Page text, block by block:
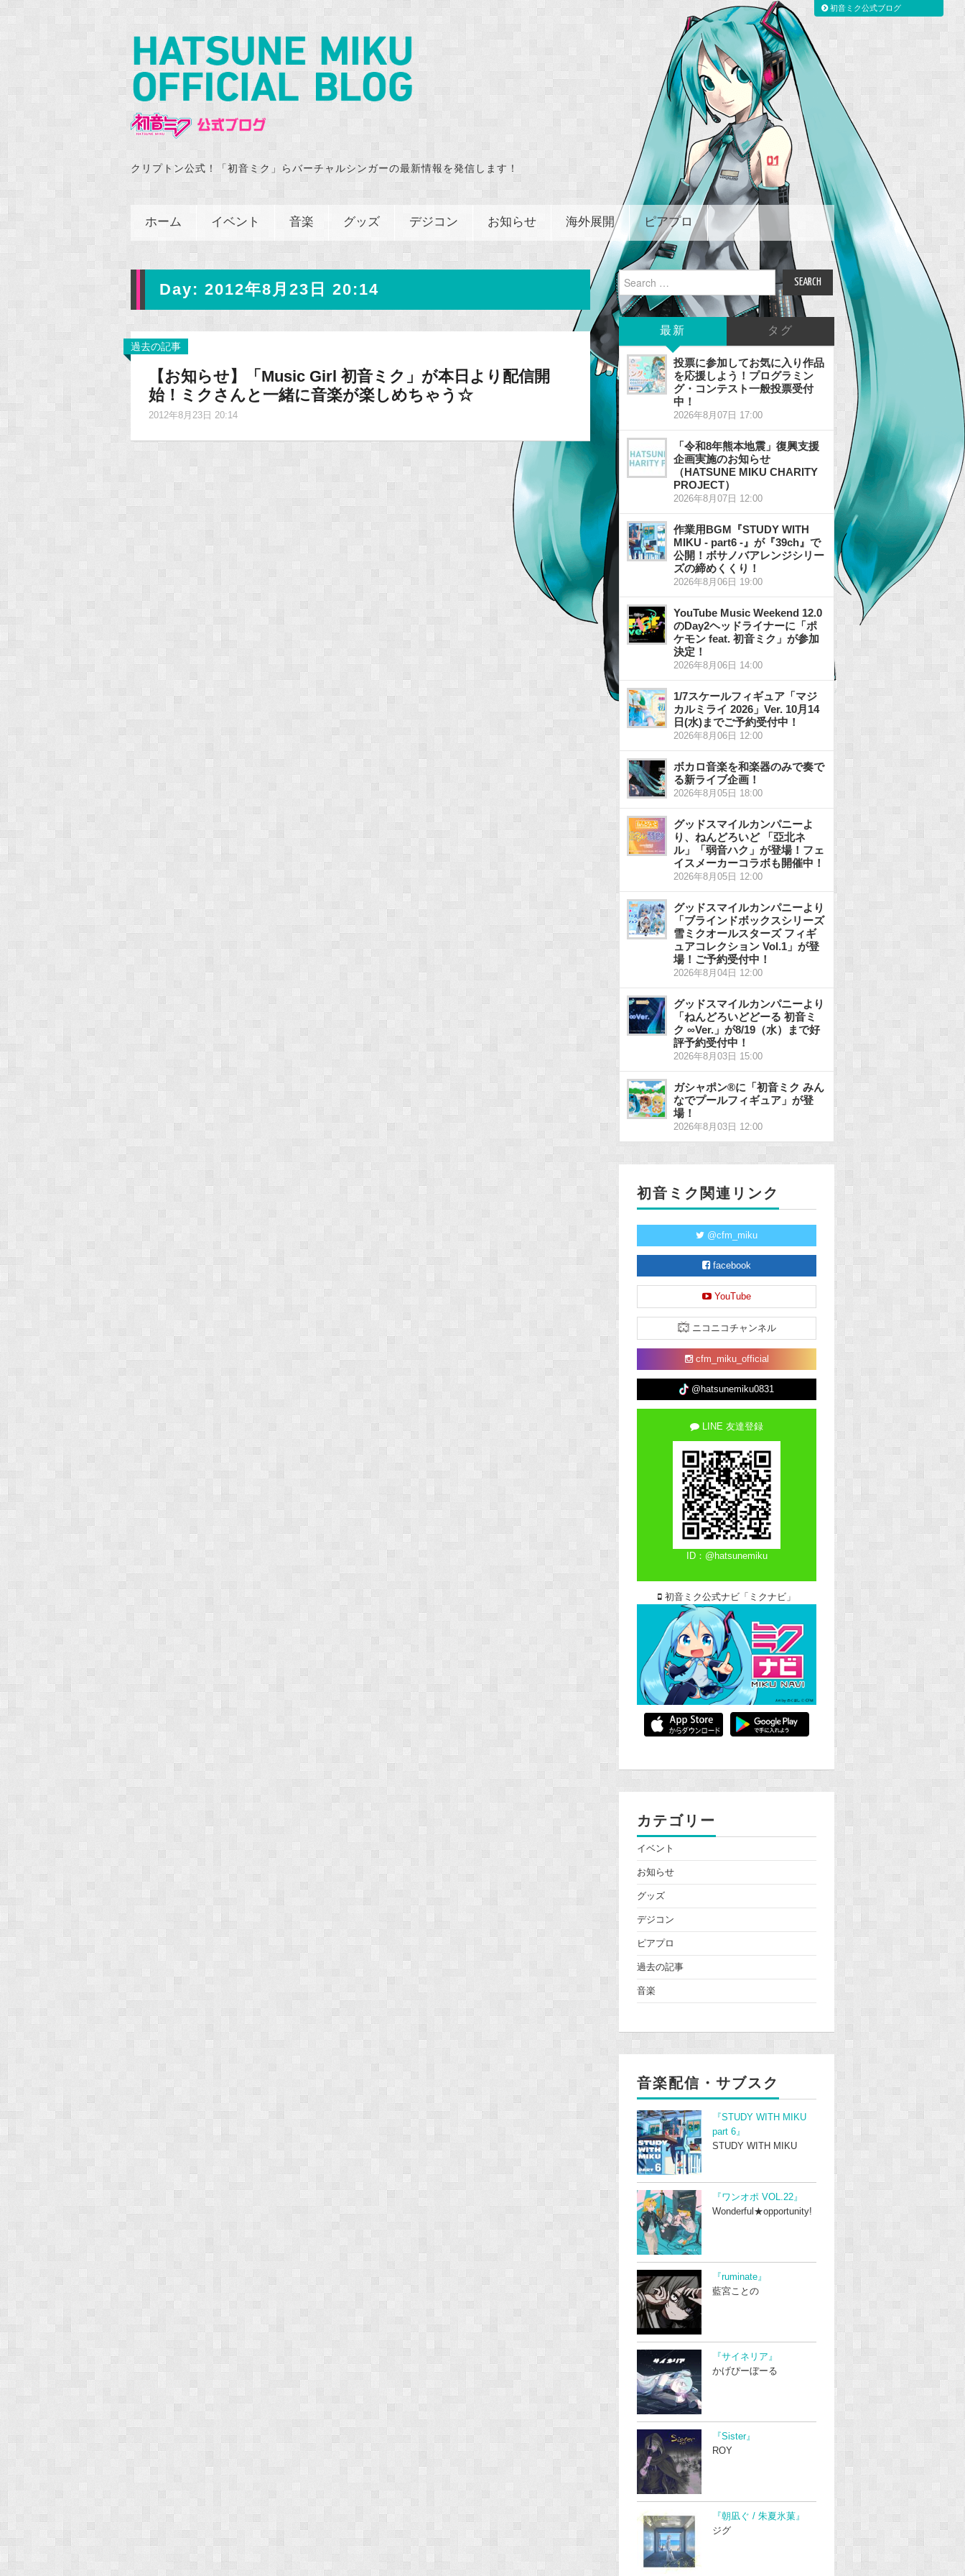
クリプトン公式！「初音ミク」らバーチャルシンガーの最新情報を発信します！
ホーム イベント 音楽 グッズ デジコン お知らせ 海外展開 ピアプロ
Day: 2012年8月23日 20:14
過去の記事
【お知らせ】「Music Girl 初音ミク」が本日より配信開
始！ミクさんと一緒に音楽が楽しめちゃう☆
2012年8月23日 20:14
Search
for:
最新 タグ
投票に参加してお気に入り作品
を応援しよう！プログラミン
グ・コンテスト一般投票受付
中！
2026年8月07日 17:00
「令和8年熊本地震」復興支援
企画実施のお知らせ
（HATSUNE MIKU CHARITY
PROJECT）
2026年8月07日 12:00
作業用BGM『STUDY WITH
MIKU - part6 -』が『39ch』で
公開！ボサノバアレンジシリー
ズの締めくくり！
2026年8月06日 19:00
YouTube Music Weekend 12.0
のDay2ヘッドライナーに「ポ
ケモン feat. 初音ミク」が参加
決定！
2026年8月06日 14:00
1/7スケールフィギュア「マジ
カルミライ 2026」Ver. 10月14
日(水)までご予約受付中！
2026年8月06日 12:00
ボカロ音楽を和楽器のみで奏で
る新ライブ企画！
2026年8月05日 18:00
グッドスマイルカンパニーよ
り、ねんどろいど 「亞北ネ
ル」「弱音ハク」が登場！フェ
イスメーカーコラボも開催中！
2026年8月05日 12:00
グッドスマイルカンパニーより
「ブラインドボックスシリーズ
雪ミクオールスターズ フィギ
ュアコレクション Vol.1」が登
場！ご予約受付中！
2026年8月04日 12:00
グッドスマイルカンパニーより
「ねんどろいどどーる 初音ミ
ク ∞Ver.」が8/19（水）まで好
評予約受付中！
2026年8月03日 15:00
ガシャポン®に「初音ミク みん
なでプールフィギュア」が登
場！
2026年8月03日 12:00
初音ミク関連リンク
@cfm_miku
facebook
YouTube
ニコニコチャンネル
cfm_miku_official
@hatsunemiku0831
LINE 友達登録
ID：@hatsunemiku
初音ミク公式ナビ「ミクナビ」
カテゴリー
イベント
お知らせ
グッズ
デジコン
ピアプロ
過去の記事
音楽
音楽配信・サブスク
『STUDY WITH MIKU
part 6』
STUDY WITH MIKU
『ワンオポ VOL.22』
Wonderful★opportunity!
『ruminate』
藍宮ことの
『サイネリア』
かげぴーぼーる
『Sister』
ROY
『朝凪ぐ / 朱夏氷菓』
ジグ
初音ミク公式ブログ